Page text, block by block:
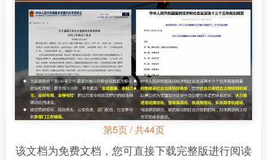
第5页 / 共44页
该文档为免费文档，您可直接下载完整版进行阅读